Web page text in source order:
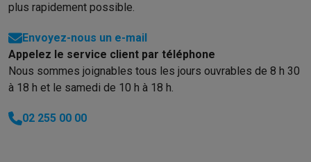
plus rapidement possible.
Envoyez-nous un e-mail
Appelez le service client par téléphone
Nous sommes joignables tous les jours ouvrables de 8 h 30
à 18 h et le samedi de 10 h à 18 h.
02 255 00 00